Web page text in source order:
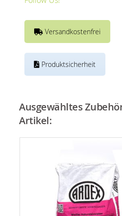
Versandkostenfrei
Produktsicherheit
Ausgewähltes
Artikel: